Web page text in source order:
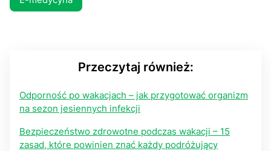
Przeczytaj również:
Odporność po wakacjach – jak przygotować organizm
na sezon jesiennych infekcji
Bezpieczeństwo zdrowotne podczas wakacji – 15
zasad, które powinien znać każdy podróżujący